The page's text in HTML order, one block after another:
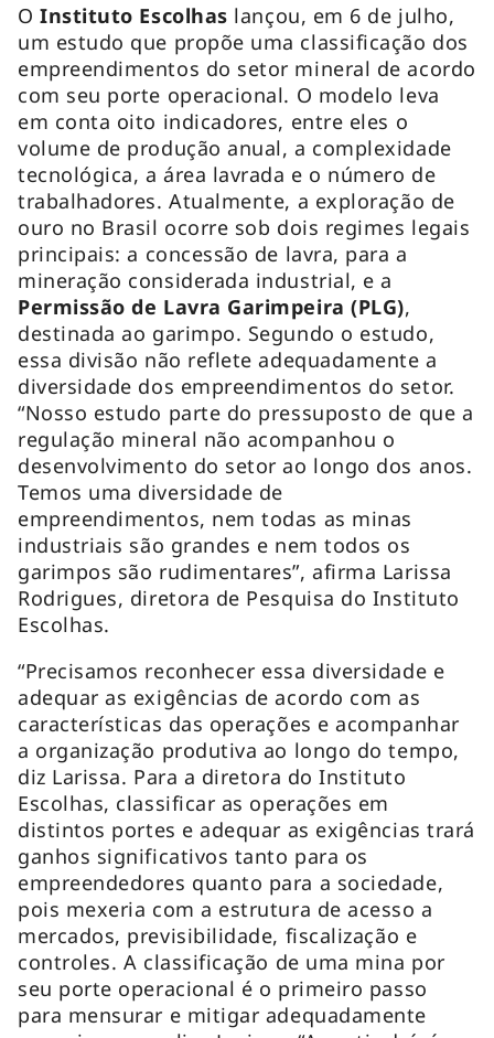
OInstituto Escolhas lançou, em 6 de julho,
um estudo que propõe uma classificação dos
empreendimentos do setor mineral de acordo
com seu porte operacional. O modelo leva
em conta oito indicadores, entre eles o
volume de produção anual, a complexidade
tecnológica, a área lavrada e o número de
trabalhadores. Atualmente, a exploração de
ouro no Brasil ocorre sob dois regimes legais
principais: a concessão de lavra, para a
mineração considerada industrial, e a
Permissão de Lavra Garimpeira (PLG),
destinada ao garimpo. Segundo o estudo,
essa divisão não reflete adequadamente a
diversidade dos empreendimentos do setor.
“Nosso estudo parte do pressuposto de que a
regulação mineral não acompanhou o
desenvolvimento do setor ao longo dos anos.
Temos uma diversidade de
empreendimentos, nem todas as minas
industriais são grandes e nem todos os
garimpos são rudimentares”, afirma Larissa
Rodrigues, diretora de Pesquisa do Instituto
Escolhas.
“Precisamos reconhecer essa diversidade e
adequar as exigências de acordo com as
características das operações e acompanhar
a organização produtiva ao longo do tempo,
diz Larissa. Para a diretora do Instituto
Escolhas, classificar as operações em
distintos portes e adequar as exigências trará
ganhos significativos tanto para os
empreendedores quanto para a sociedade,
pois mexeria com a estrutura de acesso a
mercados, previsibilidade, fiscalização e
controles. A classificação de uma mina por
seu porte operacional é o primeiro passo
para mensurar e mitigar adequadamente